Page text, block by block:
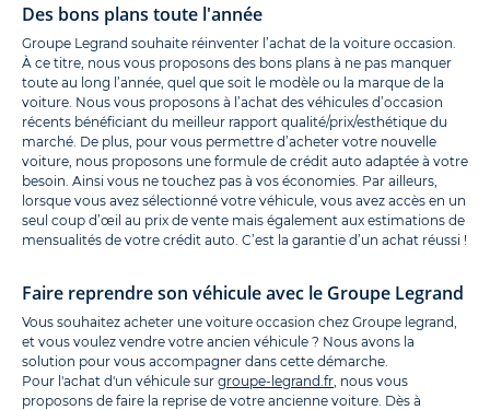
Des bons plans toute l'année
Groupe Legrand souhaite réinventer l’achat de la voiture occasion.
À ce titre, nous vous proposons des bons plans à ne pas manquer
toute au long l’année, quel que soit le modèle ou la marque de la
voiture. Nous vous proposons à l’achat des véhicules d’occasion
récents bénéficiant du meilleur rapport qualité/prix/esthétique du
marché. De plus, pour vous permettre d’acheter votre nouvelle
voiture, nous proposons une formule de crédit auto adaptée à votre
besoin. Ainsi vous ne touchez pas à vos économies. Par ailleurs,
lorsque vous avez sélectionné votre véhicule, vous avez accès en un
seul coup d’œil au prix de vente mais également aux estimations de
mensualités de votre crédit auto. C’est la garantie d’un achat réussi !
Faire reprendre son véhicule avec le Groupe Legrand
Vous souhaitez acheter une voiture occasion chez Groupe legrand,
et vous voulez vendre votre ancien véhicule ? Nous avons la
solution pour vous accompagner dans cette démarche.
Pour l'achat d'un véhicule sur groupe-legrand.fr , nous vous
proposons de faire la reprise de votre ancienne voiture. Dès à